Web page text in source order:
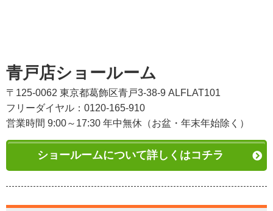
青戸店ショールーム
〒125-0062 東京都葛飾区青戸3-38-9 ALFLAT101
フリーダイヤル：0120-165-910
営業時間 9:00～17:30 年中無休（お盆・年末年始除く）
ショールームについて詳しくはコチラ